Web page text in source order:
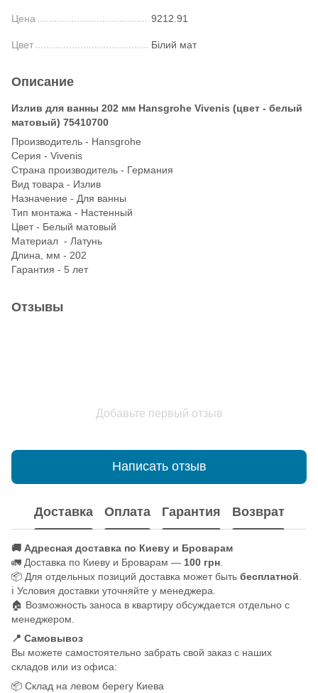
Цена 9212.91
Цвет Білий мат
Описание
Излив для ванны 202 мм Hansgrohe Vivenis (цвет - белый
матовый) 75410700
Производитель - Hansgrohe
Серия - Vivenis
Страна производитель - Германия
Вид товара - Излив
Назначение - Для ванны
Тип монтажа - Настенный
Цвет - Белый матовый
Материал - Латунь
Длина, мм - 202
Гарантия - 5 лет
Отзывы
Добавьте первый отзыв
Написать отзыв
Доставка Оплата Гарантия Возврат
🚚 Адресная доставка по Киеву и Броварам
🚛 Доставка по Киеву и Броварам — 100 грн
📦 Для отдельных позиций доставка может быть бесплатной
ℹ️ Условия доставки уточняйте у менеджера.
🏠 Возможность заноса в квартиру обсуждается отдельно с
менеджером.
📍 Самовывоз
Вы можете самостоятельно забрать свой заказ с наших
складов или из офиса:
📦 Склад на левом берегу Киева